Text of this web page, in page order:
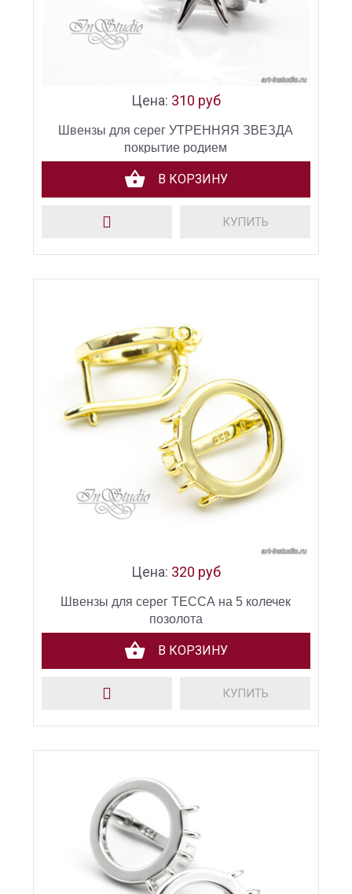
Цена: 310 руб
Швензы для серег УТРЕННЯЯ ЗВЕЗДА
покрытие родием
В КОРЗИНУ
КУПИТЬ
Цена: 320 руб
Швензы для серег ТЕССА на 5 колечек
позолота
В КОРЗИНУ
КУПИТЬ